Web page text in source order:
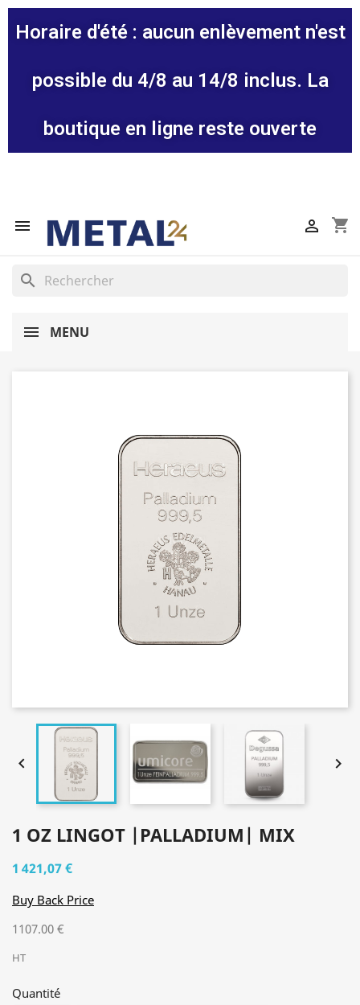
Horaire d'été : aucun enlèvement n'est
possible du 4/8 au 14/8 inclus. La
boutique en ligne reste ouverte
 shopping_cart

search
MENU
 
1 OZ LINGOT |PALLADIUM| MIX
1 421,07 €
Buy Back Price
1107.00 €
HT
Quantité